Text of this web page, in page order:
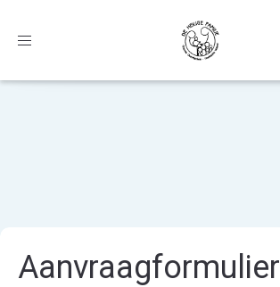
Toggle
Aanvraagformulier